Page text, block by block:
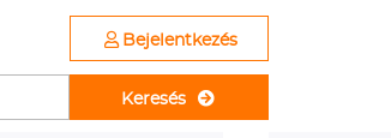
Bejelentkezés
Keresés